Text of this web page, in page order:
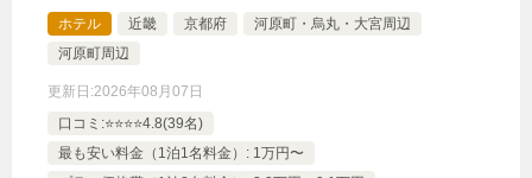
ホテル 近畿 京都府
河原町・烏丸・大宮周辺
河原町周辺
更新日:2026年08月07日
口コミ:⭐️⭐️⭐️⭐️4.8(39名)
最も安い料金（1泊1名料金）: 1万円〜